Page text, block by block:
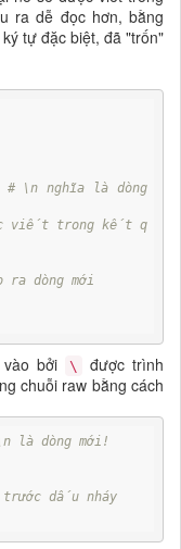
ra dễ đọc hơn, bằng
tự đặc biệt, đã "trốn"
# \n nghĩa là dòng
viết trong kết q
dòng mới
bởi \
được trình
chuỗi raw bằng cách
là dòng mới!
dấu nháy